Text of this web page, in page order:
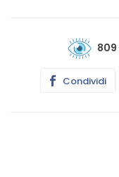
809
Condividi